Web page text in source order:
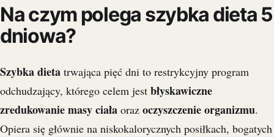
Na czym polega szybka dieta 5
dniowa?
Szybka dieta trwająca pięć dni to restrykcyjny program
odchudzający, którego celem jest błyskawiczne
zredukowanie masy ciała oraz oczyszczenie organizmu.
Opiera się głównie na niskokalorycznych posiłkach, bogatych